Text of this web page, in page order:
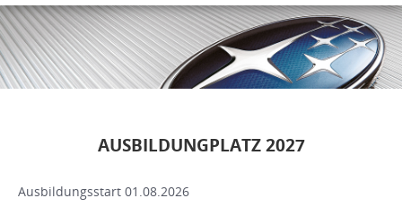
AUSBILDUNGPLATZ 2027
Ausbildungsstart 01.08.2026